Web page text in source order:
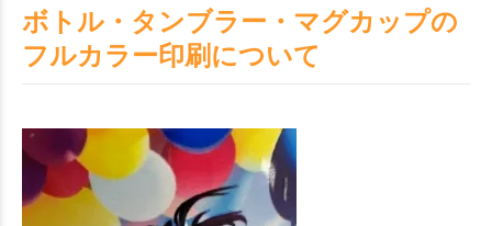
ボトル・タンブラー・マグカップの
フルカラー印刷について